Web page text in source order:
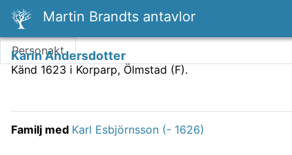
Martin Brandts antavlor
Personakt
Karin Andersdotter
Känd 1623 i Korparp, Ölmstad (F).
Familj med Karl Esbjörnsson (- 1626)